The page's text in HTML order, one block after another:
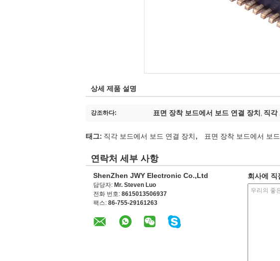
상세 제품 설명
강조하다: 표면 장착 보드에서 보드 연결 장치 , 직각
태그: 직각 보드에서 보드 연결 장치, 표면 장착 보드에서 보
연락처 세부 사항
ShenZhen JWY Electronic Co.,Ltd
담당자: Mr. Steven Luo
전화 번호: 8615013506937
팩스: 86-755-29161263
회사에 직